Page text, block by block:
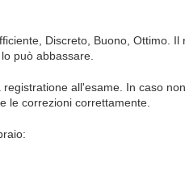
Discreto, Buono, Ottimo. Il
può abbassare.
all'esame. In caso
le correzioni correttamente.